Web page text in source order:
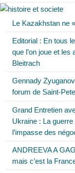
Le Kazakhstan ne
Editorial : En tous
que l’on joue et les
Bleitrach
Gennady
forum de Saint-
Grand Entretien
Ukraine : La
l’impasse des
ANDREEVA A
mais c’est la